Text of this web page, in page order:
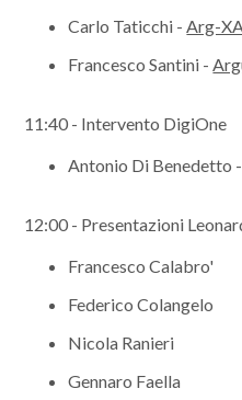
Carlo Taticchi -Arg-
Francesco Santini -
11:40 - Intervento DigiOne
Antonio Di Benedetto -
12:00 - Presentazioni
Francesco Calabro'
Federico Colangelo
Nicola Ranieri
Gennaro Faella